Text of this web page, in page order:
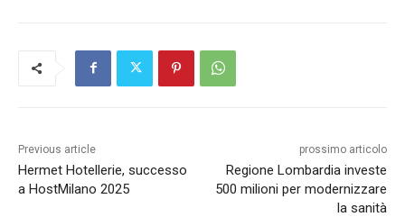
Previous article
Hermet Hotellerie, successo
a HostMilano 2025
prossimo articolo
Regione Lombardia investe
500 milioni per modernizzare
la sanità